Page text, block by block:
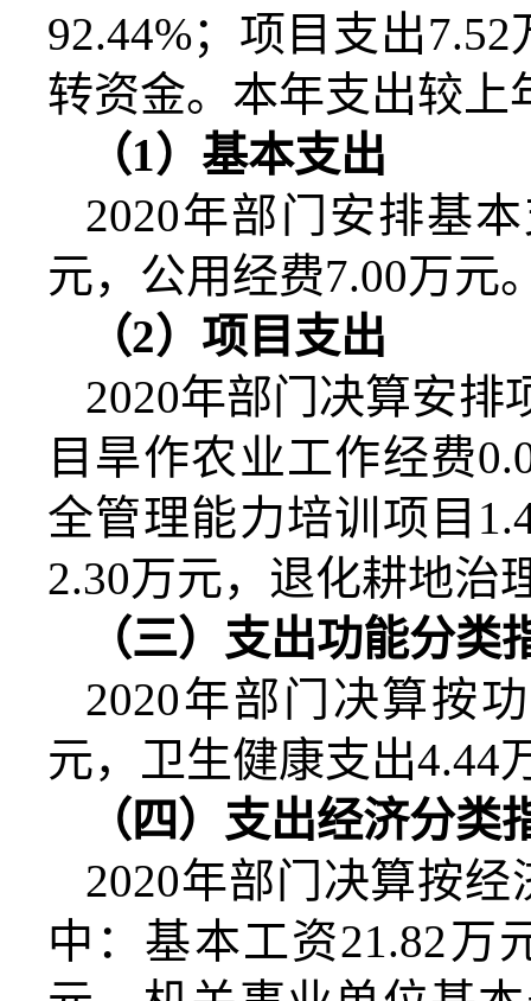
92.44%；项目支出
转资金。本年支出较上
（1）基本支出
2020年部门安排基
元，公用经费7.00万元
（2）项目支出
2020年部门决算安排
目旱作农业工作经费
全管理能力培训 项目
2.30万元， 退化耕地治
（三）支出功能分类
2020年部门决算按
元，卫生健康支出4.44
（四）支出经济分类
2020年部门决算按经
中：基本工资21.82万